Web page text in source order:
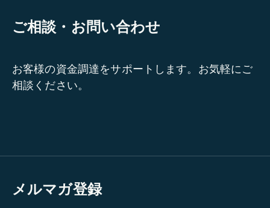
ご相談・お問い合わせ
お客様の資金調達をサポートします。お気軽にご
相談ください。
メルマガ登録